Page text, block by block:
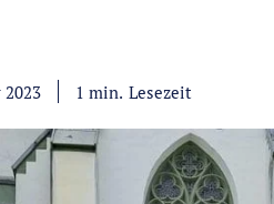
2023 1 min. Lesezeit